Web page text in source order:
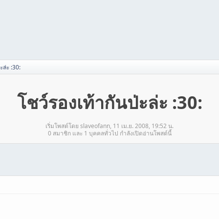
ล่ะ :30:
โชว์รองเท้ากันป่ะล่ะ :30:
เริ่มโพสต์โดย slaveofann, 11 เม.ย. 2008, 19:52 น.
0 สมาชิก และ 1 บุคคลทั่วไป กำลังเปิดอ่านโพสต์นี้